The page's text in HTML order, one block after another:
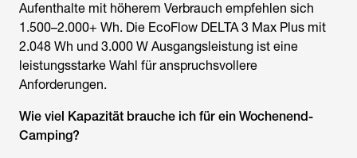
Aufenthalte mit höherem Verbrauch empfehlen sich
1.500–2.000+ Wh. Die EcoFlow DELTA 3 Max Plus mit
2.048 Wh und 3.000 W Ausgangsleistung ist eine
leistungsstarke Wahl für anspruchsvollere
Anforderungen.
Wie viel Kapazität brauche ich für ein Wochenend-
Camping?